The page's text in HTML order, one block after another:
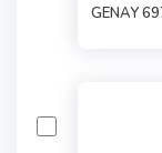
GENAY